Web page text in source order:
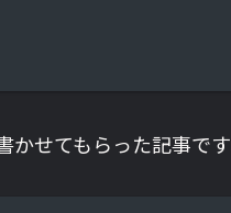
せてもらった記事です